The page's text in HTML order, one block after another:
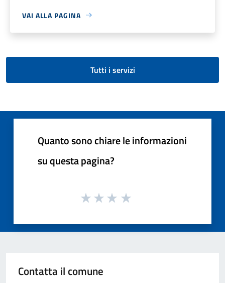
VAI ALLA PAGINA
Tutti i servizi
Quanto sono chiare le informazioni
su questa pagina?
Contatta il comune